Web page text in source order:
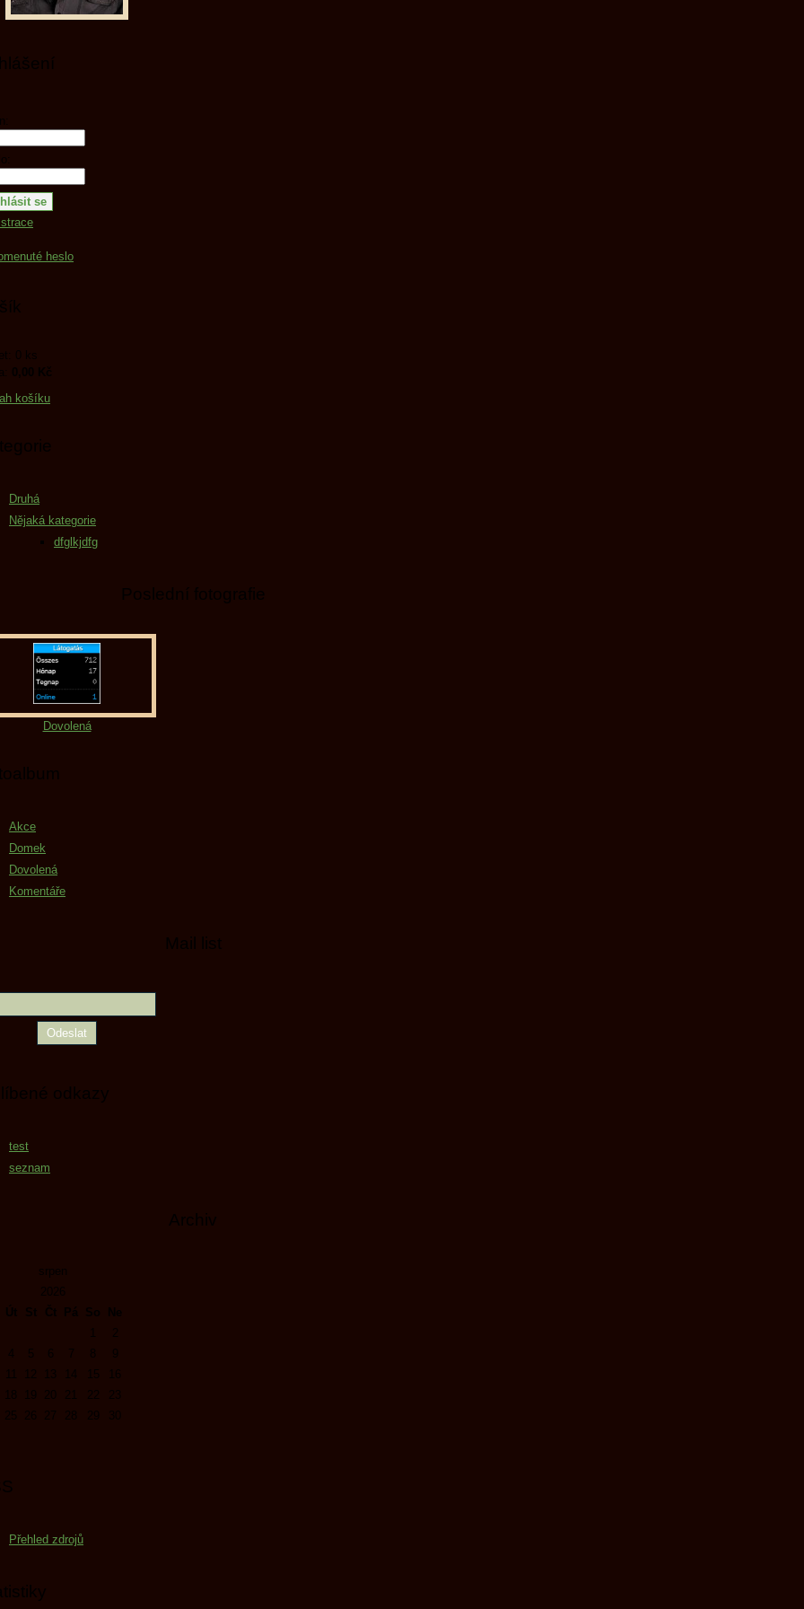
heslo
0 ks
0,00 Kč
košíku
Druhá
Nějaká kategorie
dfglkjdfg
Poslední fotografie
Dovolená
Akce
Domek
Dovolená
Komentáře
Mail list
odkazy
test
seznam
Archiv
srpen
2026
Út
St Čt Pá So
Ne
2
5 7 8
12 13 15
18
20 21 22
23
25
26 27 28 29 30
Přehled zdrojů